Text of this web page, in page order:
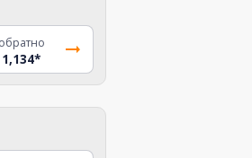
1,134*